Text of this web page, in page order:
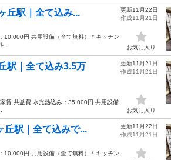
丘駅｜全て込み...
10,000円 共用設備（全て無料） * キッチン
...
更新11月22日
作成11月21日
お気に入り
駅｜全て込み3.5万
賃 共益費 水光熱込み：35,000円 共用設備
更新11月21日
作成11月21日
お気に入り
丘駅｜全て込みで...
10,000円 共用設備（全て無料） * キッチン
更新11月22日
作成11月21日